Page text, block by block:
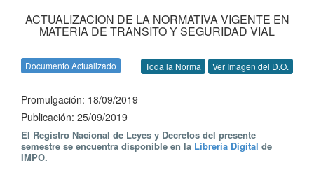
ACTUALIZACION DE LA NORMATIVA VIGENTE EN
MATERIA DE TRANSITO Y SEGURIDAD VIAL
Documento Actualizado Toda la Norma Ver Imagen del D.O.
Promulgación: 18/09/2019
Publicación: 25/09/2019
El Registro Nacional de Leyes y Decretos del presente
semestre se encuentra disponible en la Librería Digital de
IMPO.